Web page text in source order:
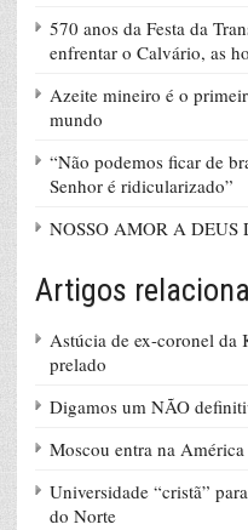
570 anos da Festa da
enfrentar o Calvário, as
Azeite mineiro é o
mundo
“Não podemos ficar de
Senhor é ridicularizado”
NOSSO AMOR A DEUS
Artigos
Astúcia de ex-coronel da
prelado
Digamos um NÃO
Moscou entra na
Universidade “cristã”
do Norte